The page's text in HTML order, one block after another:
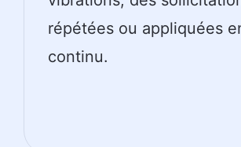
répétées ou appliquées
continu.